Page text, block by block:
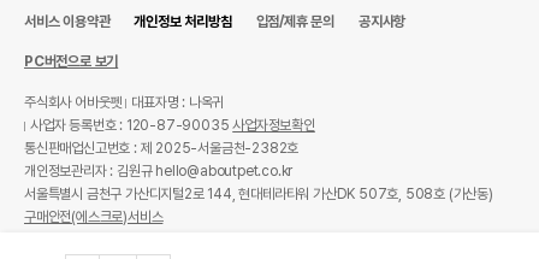
서비스 이용약관 개인정보 처리방침 입점/제휴 문의 공지사항
PC버전으로 보기
주식회사 어바웃펫
대표자명 : 나옥귀
사업자 등록번호 : 120-87-90035사업자정보확인
통신판매업신고번호 : 제 2025-서울금천-2382호
개인정보관리자 : 김원규 hello@aboutpet.co.kr
서울특별시 금천구 가산디지털2로 144, 현대테라타워 가산DK 507호, 508호 (가산동)
구매안전(에스크로)서비스